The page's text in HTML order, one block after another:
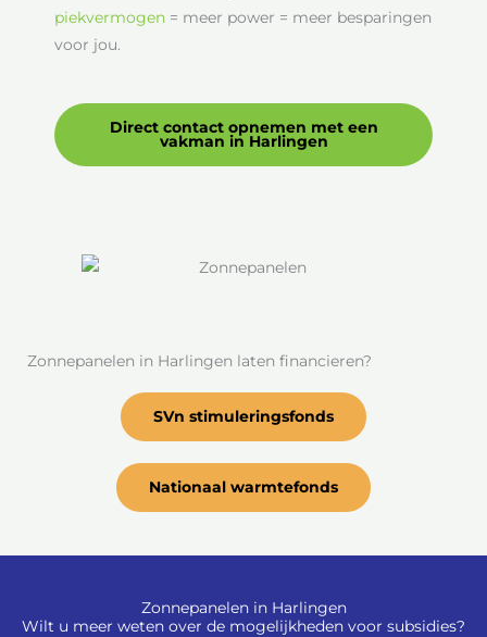
piekvermogen = meer power = meer besparingen
voor jou.
Direct contact opnemen met een
vakman in Harlingen
Zonnepanelen in Harlingen laten financieren?
SVn stimuleringsfonds
Nationaal warmtefonds
Zonnepanelen in Harlingen
Wilt u meer weten over de mogelijkheden voor subsidies?